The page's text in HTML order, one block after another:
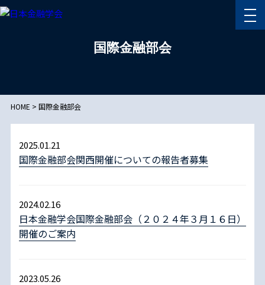
国際金融部会
HOME > 国際金融部会
2025.01.21
国際金融部会関西開催についての報告者募集
2024.02.16
日本金融学会国際金融部会（２０２４年３月１６日）
開催のご案内
2023.05.26